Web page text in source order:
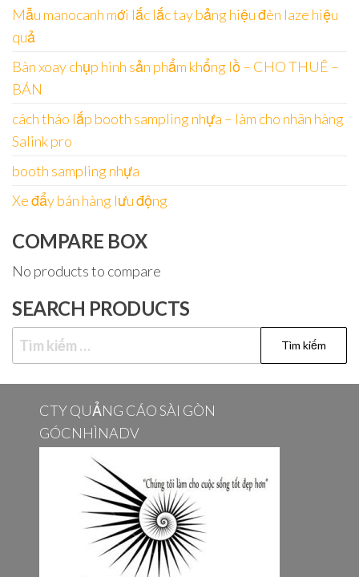
Mẫu manocanh mới lắc lắc tay bảng hiệu đèn laze hiệu
quả
Bàn xoay chụp hình sản phẩm khổng lồ – CHO THUÊ –
BÁN
cách tháo lắp booth sampling nhựa – làm cho nhãn hàng
Salink pro
booth sampling nhựa
Xe đẩy bán hàng lưu động
COMPARE BOX
No products to compare
SEARCH PRODUCTS
Tìm
kiếm
cho:
CTY QUẢNG CÁO SÀI GÒN
GÓCNHÌNADV